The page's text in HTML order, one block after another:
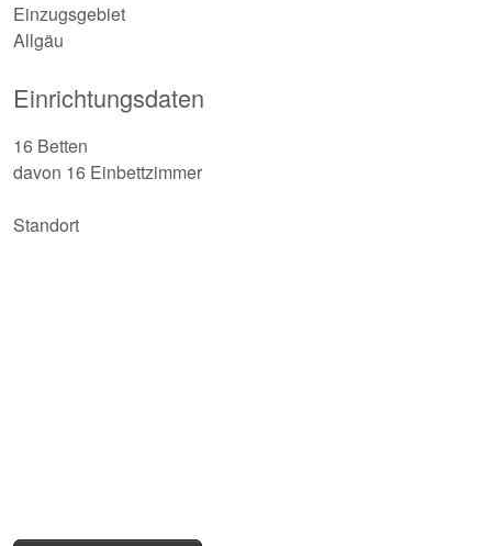
Einzugsgebiet
Allgäu
Einrichtungsdaten
16 Betten
davon 16 Einbettzimmer
Standort